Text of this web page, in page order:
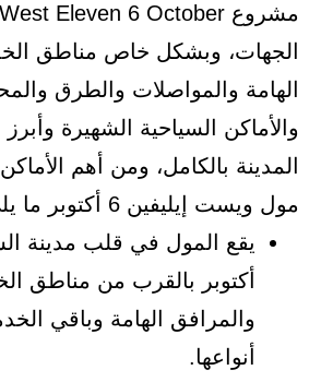
الجهات، وبشكل خاص مناطق
الهامة والمواصلات والطرق
والأماكن السياحية الشهيرة
المدينة بالكامل، ومن أهم
مول ويست إيليفين 6 أكتوبر ما يلي:
يقع المول في قلب مدينة
أكتوبر بالقرب من مناطق
والمرافق الهامة وباقي
أنواعها.